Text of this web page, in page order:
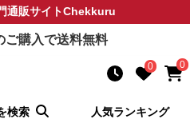
通販サイトChekkuru
ご購入で送料無料
0 0
検索 人気ランキング